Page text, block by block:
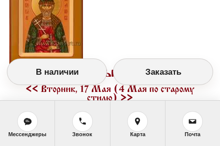
Православный календарь
<< Вторник, 17 Мая (4 Мая по старому
стилю)>>
В наличии Заказать
Мессенджеры Звонок Карта Почта